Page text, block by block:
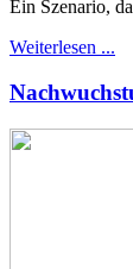
Ein Szenario,
Weiterlesen ...